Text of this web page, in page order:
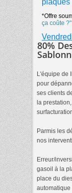
*Offre
ça coûte ?"
80%
L'équipe de
pour
ses clients
la
Parmis les
nos
Erreur/
gasoil à la
place du